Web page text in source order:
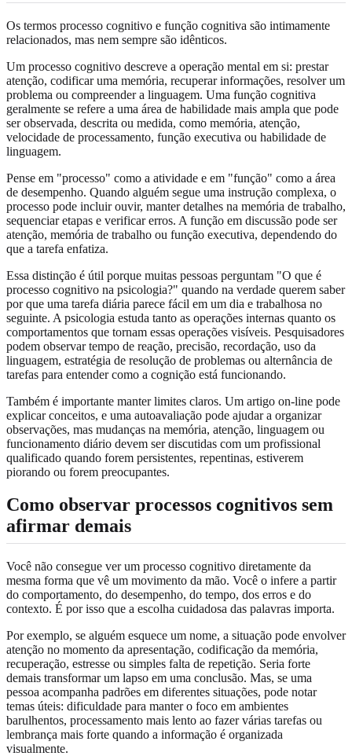
Os termos processo cognitivo e função cognitiva são intimamente
relacionados, mas nem sempre são idênticos.
Um processo cognitivo descreve a operação mental em si: prestar
atenção, codificar uma memória, recuperar informações, resolver um
problema ou compreender a linguagem. Uma função cognitiva
geralmente se refere a uma área de habilidade mais ampla que pode
ser observada, descrita ou medida, como memória, atenção,
velocidade de processamento, função executiva ou habilidade de
linguagem.
Pense em "processo" como a atividade e em "função" como a área
de desempenho. Quando alguém segue uma instrução complexa, o
processo pode incluir ouvir, manter detalhes na memória de trabalho,
sequenciar etapas e verificar erros. A função em discussão pode ser
atenção, memória de trabalho ou função executiva, dependendo do
que a tarefa enfatiza.
Essa distinção é útil porque muitas pessoas perguntam "O que é
processo cognitivo na psicologia?" quando na verdade querem saber
por que uma tarefa diária parece fácil em um dia e trabalhosa no
seguinte. A psicologia estuda tanto as operações internas quanto os
comportamentos que tornam essas operações visíveis. Pesquisadores
podem observar tempo de reação, precisão, recordação, uso da
linguagem, estratégia de resolução de problemas ou alternância de
tarefas para entender como a cognição está funcionando.
Também é importante manter limites claros. Um artigo on-line pode
explicar conceitos, e uma autoavaliação pode ajudar a organizar
observações, mas mudanças na memória, atenção, linguagem ou
funcionamento diário devem ser discutidas com um profissional
qualificado quando forem persistentes, repentinas, estiverem
piorando ou forem preocupantes.
Como observar processos cognitivos sem
afirmar demais
Você não consegue ver um processo cognitivo diretamente da
mesma forma que vê um movimento da mão. Você o infere a partir
do comportamento, do desempenho, do tempo, dos erros e do
contexto. É por isso que a escolha cuidadosa das palavras importa.
Por exemplo, se alguém esquece um nome, a situação pode envolver
atenção no momento da apresentação, codificação da memória,
recuperação, estresse ou simples falta de repetição. Seria forte
demais transformar um lapso em uma conclusão. Mas, se uma
pessoa acompanha padrões em diferentes situações, pode notar
temas úteis: dificuldade para manter o foco em ambientes
barulhentos, processamento mais lento ao fazer várias tarefas ou
lembrança mais forte quando a informação é organizada
visualmente.